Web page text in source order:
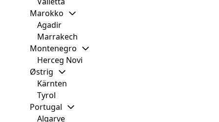
Marokko
Agadir
Marrakech
Montenegro
Herceg Novi
Østrig
Kärnten
Tyrol
Portugal
Algarve